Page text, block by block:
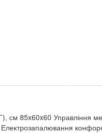
85x60x60 Управління